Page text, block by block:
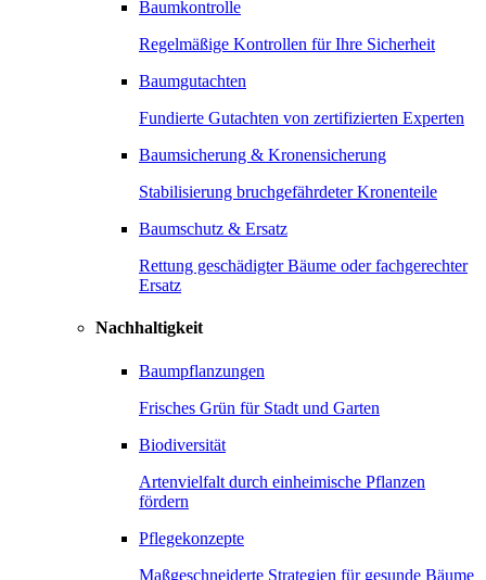
Baumkontrolle
Regelmäßige Kontrollen für Ihre Sicherheit
Baumgutachten
Fundierte Gutachten von zertifizierten Experten
Baumsicherung & Kronensicherung
Stabilisierung bruchgefährdeter Kronenteile
Baumschutz & Ersatz
Rettung geschädigter Bäume oder fachgerechter
Ersatz
Nachhaltigkeit
Baumpflanzungen
Frisches Grün für Stadt und Garten
Biodiversität
Artenvielfalt durch einheimische Pflanzen
fördern
Pflegekonzepte
Maßgeschneiderte Strategien für gesunde Bäume